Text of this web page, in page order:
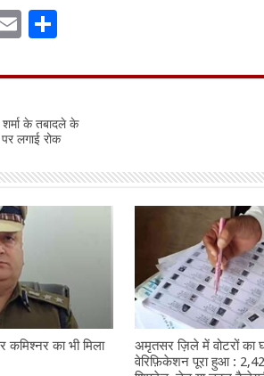
E
ai
l
ar
e
के तबादले के
लगाई रोक
का भी मिला
अमृतसर ज़िले में वोटरों का
वेरिफ़िकेशन पूरा हुआ :